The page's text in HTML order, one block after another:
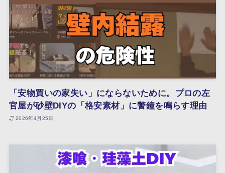
「安物買いの家失い」にならないために。プロの左
官屋が砂壁DIYの「格安素材」に警鐘を鳴らす理由
2026年4月25日